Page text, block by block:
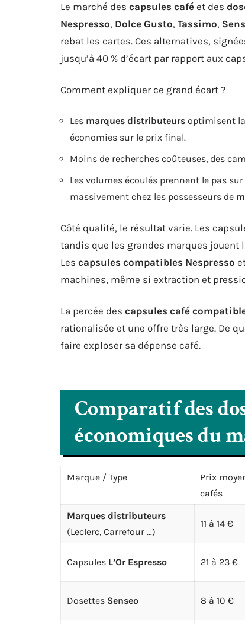
Le marché des capsules café et des
Nespresso, Dolce Gusto, Tassimo,
rebat les cartes. Ces alternatives,
jusqu’à 40 % d’écart par rapport aux
Comment expliquer ce grand écart ?
Les marques distributeurs optimisent
économies sur le prix final.
Moins de recherches coûteuses, des
Les volumes écoulés prennent le pas
massivement chez les possesseurs de
Côté qualité, le résultat varie. Les
tandis que les grandes marques jouent
Les capsules compatibles Nespresso
machines, même si extraction et
La percée des capsules café
rationalisée et une offre très large. De
faire exploser sa dépense café.
Comparatif des
économiques du
Marque / Type
Prix
cafés
Marques distributeurs
(Leclerc, Carrefour …)
11 à 14 €
Capsules L’Or Espresso 21 à 23 €
Dosettes Senseo 8 à 10 €